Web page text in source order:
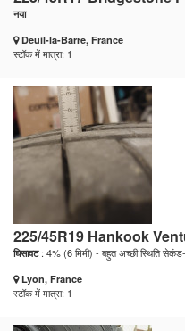
नया
Deuil-la-Barre, France
स्टॉक में मात्रा: 1
225/45R19 Hankook
घिसावट: 4% (6 मिमी) - बहुत अच्छी स्थिति
Lyon, France
स्टॉक में मात्रा: 1